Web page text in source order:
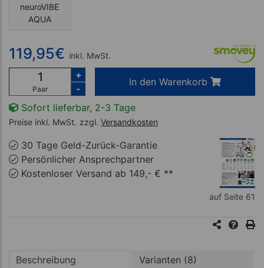
neuroVIBE
AQUA
119,95€ inkl. MwSt.
Paar
+
-
In den Warenkorb
Sofort lieferbar, 2-3 Tage
Preise inkl. MwSt. zzgl. Versandkosten
30 Tage Geld-Zurück-Garantie
Persönlicher Ansprechpartner
Kostenloser Versand ab 149,- € **
auf Seite 61
Beschreibung
Varianten (8)